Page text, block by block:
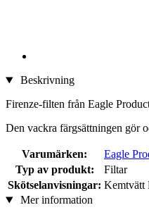
Beskrivning
Firenze-filten från Eagle
Den vackra färgsättningen gör
Varumärken:
Eagle
Typ av produkt:
Filtar
Skötselanvisningar: Kemtvätt
Mer information